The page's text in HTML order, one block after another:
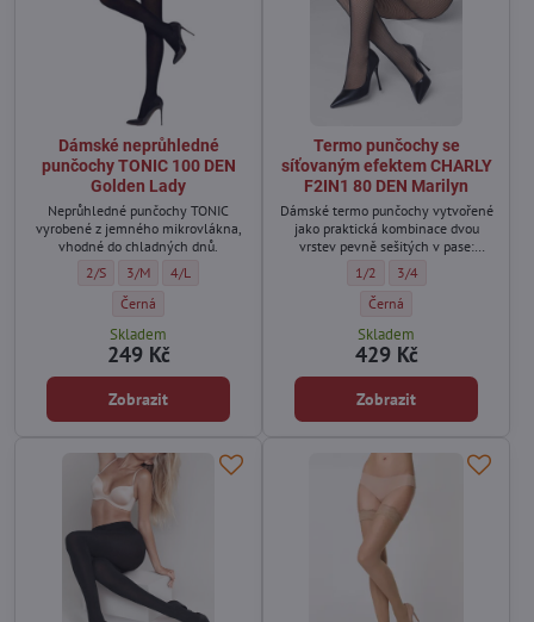
Dámské neprůhledné
punčochy TONIC 100 DEN
Golden Lady
Neprůhledné punčochy TONIC
vyrobené z jemného mikrovlákna,
vhodné do chladných dnů.
Dámské neprůhledné punčochy TONIC 100 DEN Golden Lady - Velikost:
2/S Dámské neprůhledné punčochy TONIC 100 DEN Golden Lady -
3/M Dámské neprůhledné punčochy TONIC 100 DEN Golden
4/L
Dámské neprůhledné punčochy TONIC 100 DEN Golden Lady -
Černá
Skladem
249 Kč
Zobrazit
Termo punčochy se
síťovaným efektem CHARLY
F2IN1 80 DEN Marilyn
Dámské termo punčochy vytvořené
jako praktická kombinace dvou
vrstev pevně sešitých v pase:
tělové barvě, která přiléhá k
pokožce a poskytuje teplo, a vrchní
vytvářejí poloprůhledný módní
efekt a zvýrazňují linii nohou.
Termo punčochy se
1/2 Termo punčochy se
3/4
Termo punčochy se
Černá
Skladem
429 Kč
Zobrazit